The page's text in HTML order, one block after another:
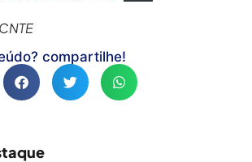
compartilhe!